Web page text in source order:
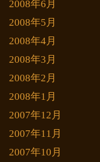
2008年6月
2008年5月
2008年4月
2008年3月
2008年2月
2008年1月
2007年12月
2007年11月
2007年10月